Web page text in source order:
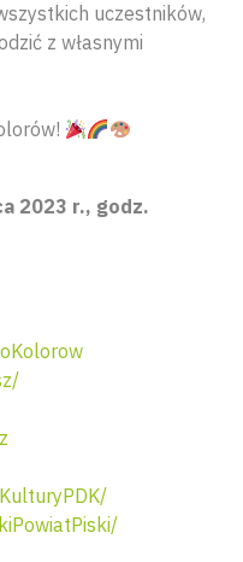
uczestników,
z własnymi
2023 r., godz.